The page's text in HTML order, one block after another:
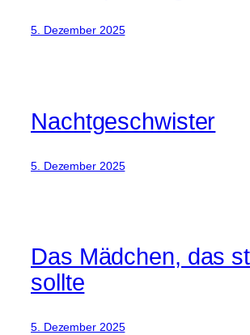
5. Dezember 2025
Nachtgeschwister
5. Dezember 2025
Das Mädchen, das
sollte
5. Dezember 2025